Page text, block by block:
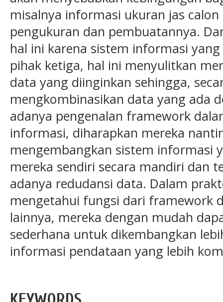
misalnya informasi ukuran jas
pengukuran dan pembuatannya.
hal ini karena sistem informasi
pihak ketiga, hal ini menyulitkan
data yang diinginkan sehingga,
mengkombinasikan data yang ada
adanya pengenalan framework
informasi, diharapkan mereka
mengembangkan sistem informasi
mereka sendiri secara mandiri dan
adanya redudansi data. Dalam
mengetahui fungsi dari framework
lainnya, mereka dengan mudah
sederhana untuk dikembangkan
informasi pendataan yang lebih